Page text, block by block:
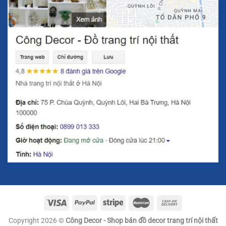
đầy tinh tế và quyến rũ. Cùng với đó, khung hợp kim mạ
vàng không chỉ tăng cường độ bền cho sản phẩm mà còn
mang lại vẻ đẹp quý phái, giúp nâng tầm không gian nội
thất của bạn.
Với phong cách Bắc Âu tối giản, quả cầu pha lê này không
có các chi tiết cầu kỳ mà thay vào đó là những đường nét
decor trang trí khác trong không gian sống của bạn. Màu
sắc vàng nhẹ của khung hợp kim kết hợp hoàn hảo với sự
trong suốt của pha lê, tạo ra một sự tương phản tinh tế và
rất dễ làm nổi bật bất kỳ không gian nào.
Copyright 2026 © Công Decor - Shop bán đồ decor trang trí nội thất